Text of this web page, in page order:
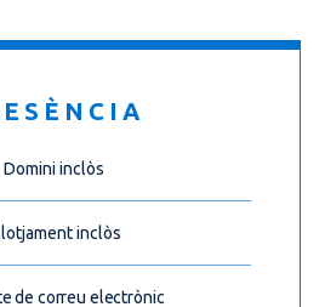
Domini inclòs
inclòs
de correu electrònic